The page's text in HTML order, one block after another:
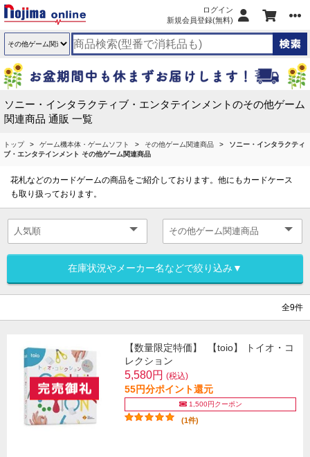
ログイン
新規会員登録(無料)
ソニー・インタラクティブ・エンタテインメントのその他ゲーム
関連商品 通販 一覧
トップ ゲーム機本体・ゲームソフト その他ゲーム関連商品
ソニー・インタラクティ
ブ・エンタテインメント その他ゲーム関連商品
花札などのカードゲームの商品をご紹介しております。他にもカードケース
も取り扱っております。
在庫状況やメーカー名などで絞り込み▼
全9件
【数量限定特価】
【toio】 トイオ・コ
レクション
5,580円 (税込)
55円分ポイント還元
1,500円クーポン
(1件)